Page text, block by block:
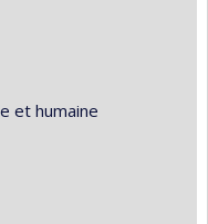
et humaine